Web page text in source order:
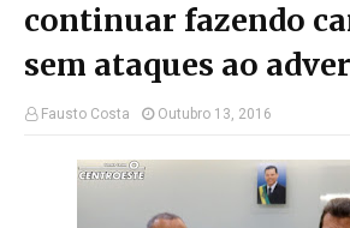
continuar fazendo
sem ataques ao
Fausto Costa Outubro 13, 2016